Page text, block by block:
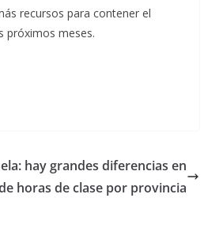
recursos para contener el
próximos meses.
hay grandes diferencias en
horas de clase por provincia